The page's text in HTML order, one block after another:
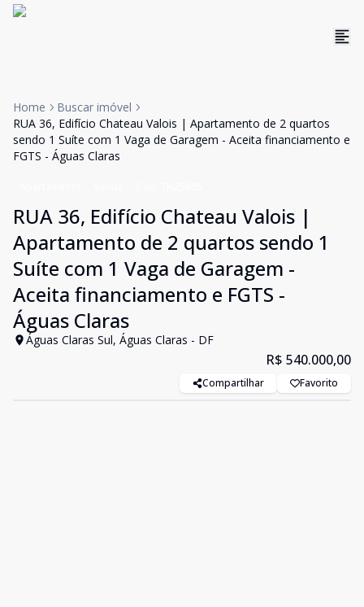
Home
Buscar imóvel
RUA 36, Edifício Chateau Valois | Apartamento de 2 quartos
sendo 1 Suíte com 1 Vaga de Garagem - Aceita financiamento e
FGTS - Águas Claras
RUA 36, Edifício Chateau Valois |
Apartamento de 2 quartos sendo 1
Suíte com 1 Vaga de Garagem -
Aceita financiamento e FGTS -
Águas Claras
Águas Claras Sul, Águas Claras - DF
R$ 540.000,00
Compartilhar Favorito